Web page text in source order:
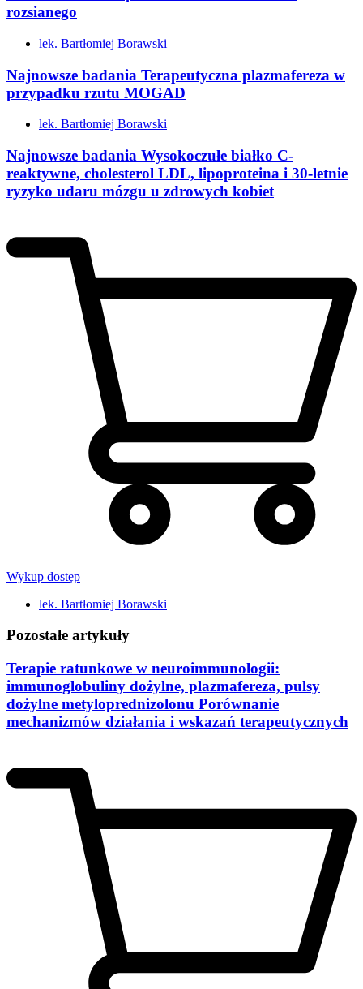
rozsianego
lek. Bartłomiej Borawski
Najnowsze badania Terapeutyczna plazmafereza w
przypadku rzutu MOGAD
lek. Bartłomiej Borawski
Najnowsze badania Wysokoczułe białko C-
reaktywne, cholesterol LDL, lipoproteina i 30-letnie
ryzyko udaru mózgu u zdrowych kobiet
Wykup dostęp
lek. Bartłomiej Borawski
Pozostałe artykuły
Terapie ratunkowe w neuroimmunologii:
immunoglobuliny dożylne, plazmafereza, pulsy
dożylne metyloprednizolonu Porównanie
mechanizmów działania i wskazań terapeutycznych